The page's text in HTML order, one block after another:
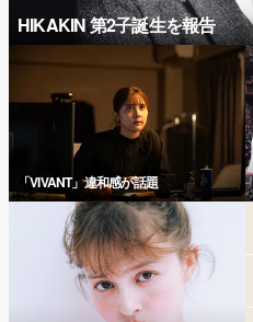
HIKAKIN 第2子誕生を報告
「VIVANT」違和感が話題